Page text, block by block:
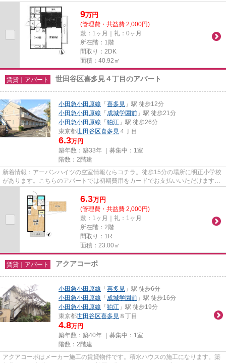
ートです。2駅利用ができるの...
9万円
(管理費・共益費 2,000円)
敷：1ヶ月｜礼：0ヶ月
所在階：1階
間取り：2DK
面積：40.92㎡
賃貸｜アパート 世田谷区喜多見４丁目のアパート
小田急小田原線 「喜多見 」駅 徒歩12分
小田急小田原線 「成城学園前 」駅 徒歩21分
小田急小田原線 「狛江 」駅 徒歩26分
東京都世田谷区喜多見 ４丁目
6.3万円
築年数：築33年 ｜募集中： 1室
階数：2階建
新着情報：アーバンハイツの空室情報ならコチラ。徒歩15分の場所に明正小学校
があります。こちらのアパートでは初期費用をカードでお支払いいただけます。
3駅以上利用可で多方面へのア...
6.3万円
(管理費・共益費 2,000円)
敷：1ヶ月｜礼：1ヶ月
所在階：2階
間取り：1R
面積：23.00㎡
賃貸｜アパート アクアコーポ
小田急小田原線 「喜多見 」駅 徒歩6分
小田急小田原線 「成城学園前 」駅 徒歩16分
小田急小田原線 「狛江 」駅 徒歩19分
東京都世田谷区喜多見 ８丁目
4.8万円
築年数：築40年 ｜募集中： 1室
階数：2階建
アクアコーポはメーカー施工の賃貸物件です。積水ハウスの施工になります。築